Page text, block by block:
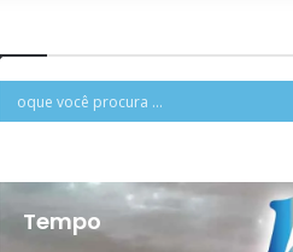
Tempo